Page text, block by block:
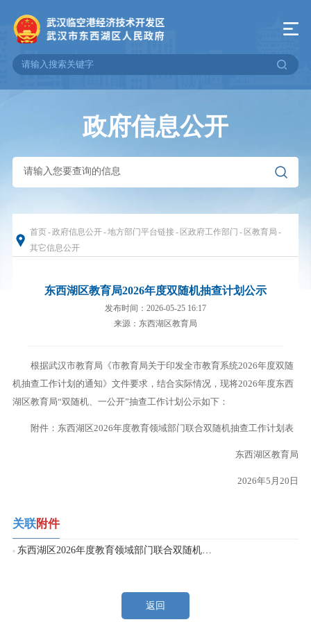
政府信息公开
首页-政府信息公开-地方部门平台链接- 区政府工作部门 - 区教育局 -
其它信息公开
东西湖区教育局2026年度双随机抽查计划公示
发布时间：2026-05-25 16:17
来源：东西湖区教育局
根据武汉市教育局《市教育局关于印发全市教育系统2026年度双随
机抽查工作计划的通知》文件要求，结合实际情况，现将2026年度东西
湖区教育局“双随机、一公开”抽查工作计划公示如下：
附件：东西湖区2026年度教育领域部门联合双随机抽查工作计划表
东西湖区教育局
2026年5月20日
关联附件
东西湖区2026年度教育领域部门联合双随机抽查工作计划表.doc
返回